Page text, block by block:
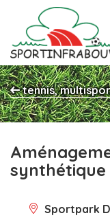
tennis,
synthétique
Sportpark